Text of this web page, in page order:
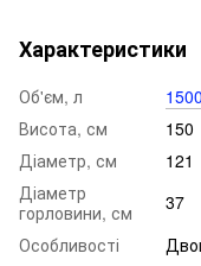
Характеристики
Об'єм, л
1500
Висота, см
150
Діаметр, см
121
Діаметр
горловини, см
37
Особливості